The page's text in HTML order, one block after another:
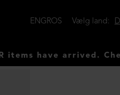
Vælg land:
ENGROS
have arrived. Check